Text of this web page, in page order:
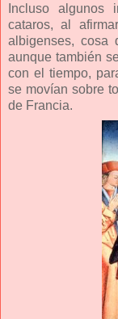
Incluso algunos
cataros, al
albigenses, cosa
aunque también
con el tiempo,
se movían sobre
de Francia.